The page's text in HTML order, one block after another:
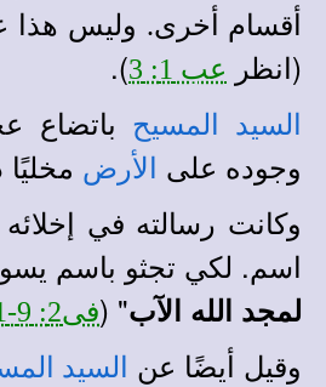
أقسام أخرى. وليس هذا
(انظر عب 1: 3 ).
السيد المسيح
باتضاع
وجوده على
الأرض مخليًا
وكانت رسالته في
اسم. لكي تجثو باسم
لمجد الله الآب" (فى2: 9-11
وقيل أيضًا عن
السيد